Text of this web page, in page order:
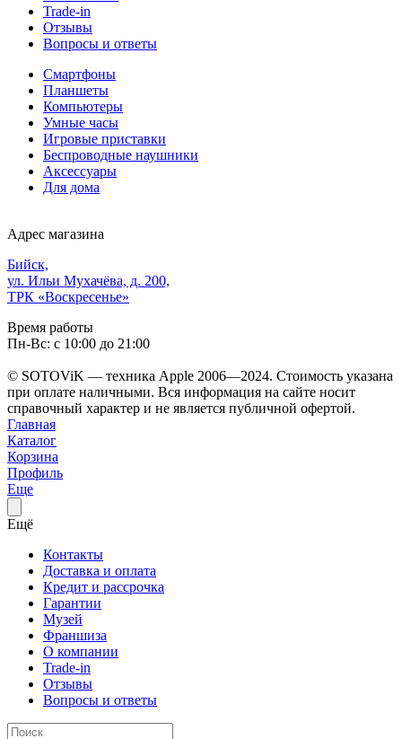
Trade-in
Отзывы
Вопросы и ответы
Смартфоны
Планшеты
Компьютеры
Умные часы
Игровые приставки
Беспроводные наушники
Аксессуары
Для дома
Адрес магазина
Бийск,
ул. Ильи Мухачёва, д. 200,
ТРК «Воскресенье»
Время работы
Пн-Вс: с 10:00 до 21:00
© SOTOViK — техника Apple 2006—2024. Стоимость указана
при оплате наличными. Вся информация на сайте носит
справочный характер и не является публичной офертой.
Главная
Каталог
Корзина
Профиль
Еще
Ещё
Контакты
Доставка и оплата
Кредит и рассрочка
Гарантии
Музей
Франшиза
О компании
Trade-in
Отзывы
Вопросы и ответы